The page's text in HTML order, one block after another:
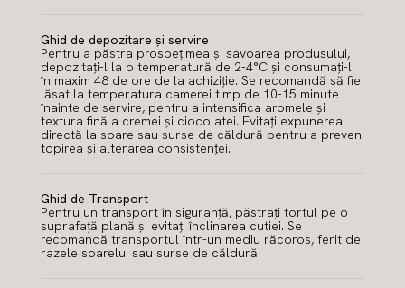
Ghid de depozitare și servire
Pentru a păstra prospețimea și savoarea produsului,
depozitați-l la o temperatură de 2-4°C și consumați-l
în maxim 48 de ore de la achiziție. Se recomandă să fie
lăsat la temperatura camerei timp de 10-15 minute
înainte de servire, pentru a intensifica aromele și
textura fină a cremei și ciocolatei. Evitați expunerea
directă la soare sau surse de căldură pentru a preveni
topirea și alterarea consistenței.
Ghid de Transport
Pentru un transport în siguranță, păstrați tortul pe o
suprafață plană și evitați înclinarea cutiei. Se
recomandă transportul într-un mediu răcoros, ferit de
razele soarelui sau surse de căldură.